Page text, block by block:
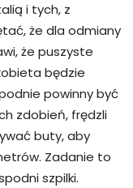
i tych, z
że dla odmiany
że puszyste
będzie
powinny być
zdobień, frędzli
buty, aby
Zadanie to
szpilki.